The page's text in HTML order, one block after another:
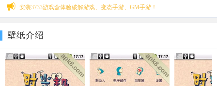
安装3733游戏盒体验破解游戏、变态手游、GM手游！
壁纸介绍